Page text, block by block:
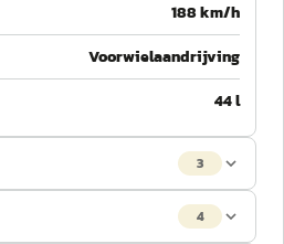
188 km/h
Voorwielaandrijving
44 l
3
4